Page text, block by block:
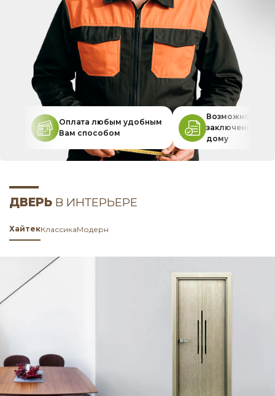
Оплата любым удобным
Вам способом
Возможность
заключения
дому
ДВЕРЬ В ИНТЕРЬЕРЕ
ХайтекКлассикаМодерн